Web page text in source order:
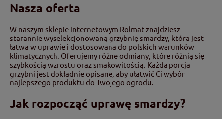
Nasza oferta
W naszym sklepie internetowym Rolmat znajdziesz
starannie wyselekcjonowaną grzybnię smardzy, która jest
łatwa w uprawie i dostosowana do polskich warunków
klimatycznych. Oferujemy różne odmiany, które różnią się
szybkością wzrostu oraz smakowitością. Każda porcja
grzybni jest dokładnie opisane, aby ułatwić Ci wybór
najlepszego produktu do Twojego ogrodu.
Jak rozpocząć uprawę smardzy?